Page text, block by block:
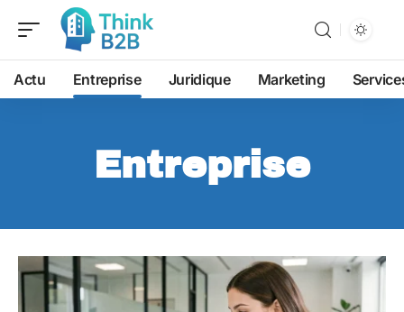
Actu Entreprise Juridique Marketing
Entreprise